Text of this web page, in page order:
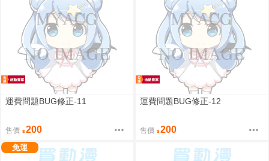
運費問題BUG修正-11
售價 200
運費問題BUG修正-12
售價 200
免運